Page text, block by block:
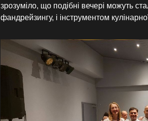
зрозуміло, що подібні вечері можуть
фандрейзингу, і інструментом